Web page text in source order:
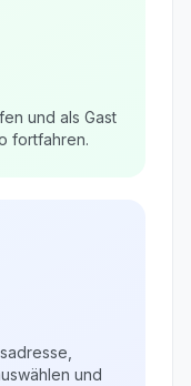
und als Gast
fortfahren.
und